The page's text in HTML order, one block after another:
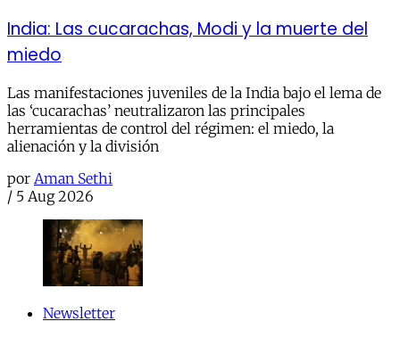
India: Las cucarachas, Modi y la muerte del
miedo
Las manifestaciones juveniles de la India bajo el lema de
las ‘cucarachas’ neutralizaron las principales
herramientas de control del régimen: el miedo, la
alienación y la división
por Aman Sethi
/ 5 Aug 2026
Newsletter